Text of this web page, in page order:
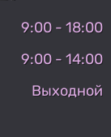
9:00 - 18:00
9:00 - 14:00
Выходной